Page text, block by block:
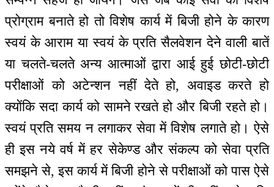
प्रोग्राम बनाते हो तो विशेष कार्य में बिजी होने के कारण
स्वयं के आराम या स्वयं के प्रति सैलवेशन देने वाली बातें
या चलते-चलते अन्य आत्माओं द्वारा आई हुई छोटी-छोटी
परीक्षाओं को अटेन्शन नहीं देते हो, अवाइड करते हो
क्योंकि सदा कार्य को सामने रखते हो और बिजी रहते हो।
स्वयं प्रति समय न लगाकर सेवा में विशेष लगाते हो। ऐसे
ही इस नये वर्ष में हर सेकेण्ड और संकल्प को सेवा प्रति
समझने से, इस कार्य में बिजी होने से परीक्षाओं को पास ऐसे